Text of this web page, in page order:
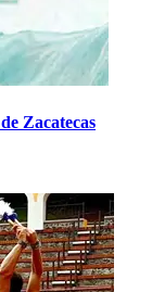
Zacatecas